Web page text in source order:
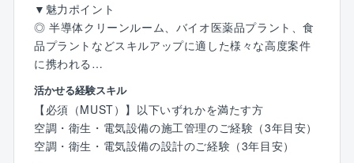
▼魅力ポイント
◎ 半導体クリーンルーム、バイオ医薬品プラント、食
品プラントなどスキルアップに適した様々な高度案件
に携われる
◎ 元請9割、一気通貫でのエンジニアリングを提供で
きる
◎ 平均残業時間は35時間程度（前年度比−13時間）、
福利厚生（帰宅手当、住宅手当や、資格取得支援）も
充実
活かせる経験スキル
【必須（MUST）】以下いずれかを満たす方
空調・衛生・電気設備の施工管理のご経験（3年目安）
空調・衛生・電気設備の設計のご経験（3年目安）